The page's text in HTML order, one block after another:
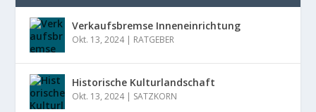
Verkaufsbremse Inneneinrichtung
Okt. 13, 2024| RATGEBER
Historische Kulturlandschaft
Okt. 13, 2024| SATZKORN